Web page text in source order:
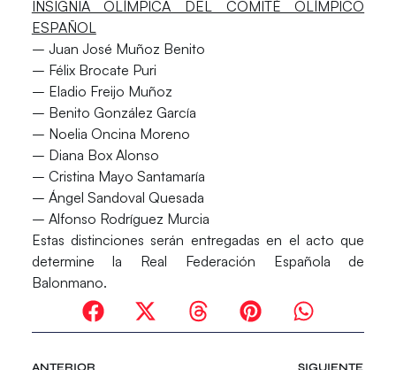
INSIGNIA OLÍMPICA DEL COMITÉ OLÍMPICO
ESPAÑOL
– Juan José Muñoz Benito
– Félix Brocate Puri
– Eladio Freijo Muñoz
– Benito González García
– Noelia Oncina Moreno
– Diana Box Alonso
– Cristina Mayo Santamaría
– Ángel Sandoval Quesada
– Alfonso Rodríguez Murcia
Estas distinciones serán entregadas en el acto que
determine la Real Federación Española de
Balonmano.